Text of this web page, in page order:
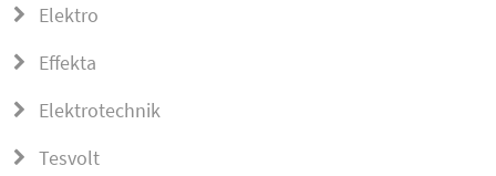
Elektro
Effekta
Elektrotechnik
Tesvolt